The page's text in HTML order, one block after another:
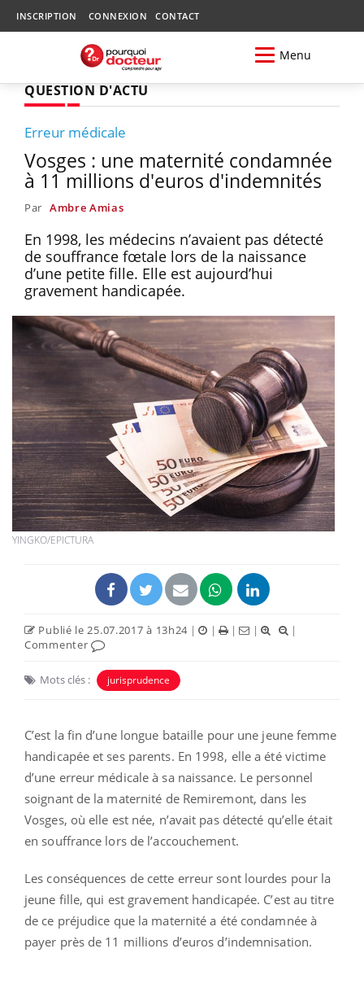
INSCRIPTION CONNEXION CONTACT
Menu
QUESTION D'ACTU
Erreur médicale
Vosges : une maternité condamnée
à 11 millions d'euros d'indemnités
Par Ambre Amias
En 1998, les médecins n’avaient pas détecté
de souffrance fœtale lors de la naissance
d’une petite fille. Elle est aujourd’hui
gravement handicapée.
YINGKO/EPICTURA
Publié le 25.07.2017 à 13h24 | | | |
|
Commenter
Mots clés : jurisprudence
C’est la fin d’une longue bataille pour une jeune femme
handicapée et ses parents. En 1998, elle a été victime
d’une erreur médicale à sa naissance. Le personnel
soignant de la maternité de Remiremont, dans les
Vosges, où elle est née, n’avait pas détecté qu’elle était
en souffrance lors de l’accouchement.
Les conséquences de cette erreur sont lourdes pour la
jeune fille, qui est gravement handicapée. C’est au titre
de ce préjudice que la maternité a été condamnée à
payer près de 11 millions d’euros d’indemnisation.